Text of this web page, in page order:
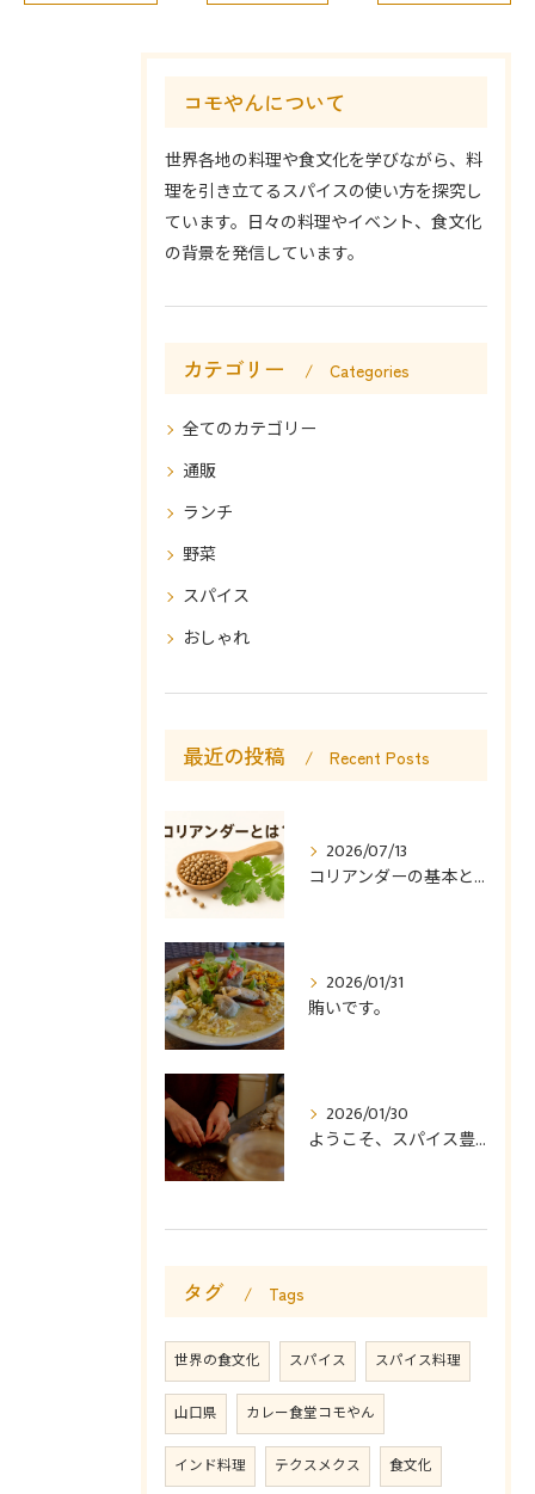
コモやんについて
世界各地の料理や食文化を学びながら、料
理を引き立てるスパイスの使い方を探究し
ています。日々の料理やイベント、食文化
の背景を発信しています。
カテゴリー Categories
全てのカテゴリー
通販
ランチ
野菜
スパイス
おしゃれ
最近の投稿 Recent Posts
2026/07/13
コリアンダーの基本と使い方
2026/01/31
賄いです。
2026/01/30
ようこそ、スパイス豊かなカレー食堂コモやんへ。
タグ Tags
世界の食文化 スパイス スパイス料理
山口県 カレー食堂コモやん
インド料理 テクスメクス 食文化